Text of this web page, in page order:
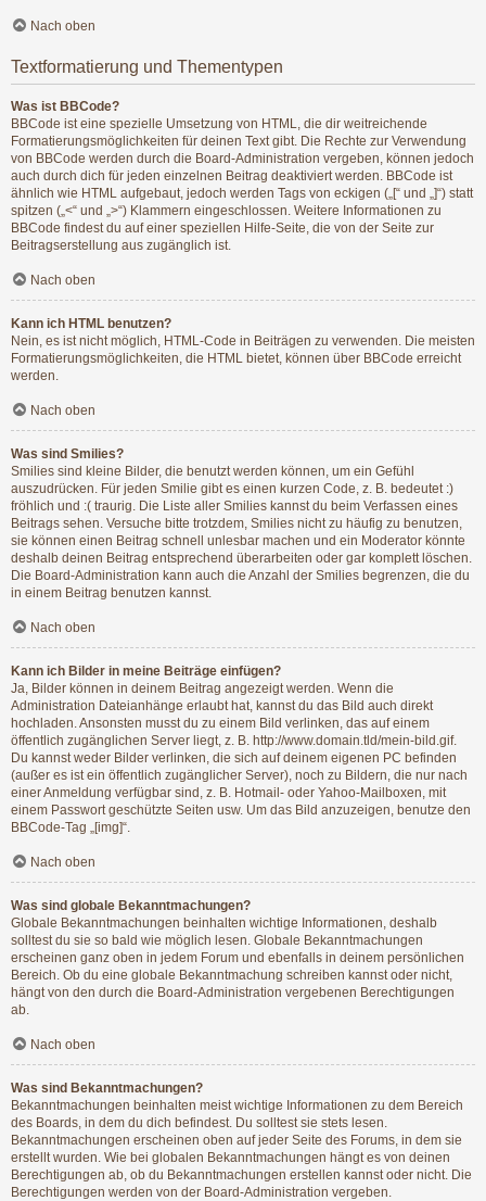
Nach oben
Textformatierung und Thementypen
Was ist BBCode?
BBCode ist eine spezielle Umsetzung von HTML, die dir weitreichende
Formatierungsmöglichkeiten für deinen Text gibt. Die Rechte zur Verwendung
von BBCode werden durch die Board-Administration vergeben, können jedoch
auch durch dich für jeden einzelnen Beitrag deaktiviert werden. BBCode ist
ähnlich wie HTML aufgebaut, jedoch werden Tags von eckigen („[“ und „]“) statt
spitzen („<“ und „>“) Klammern eingeschlossen. Weitere Informationen zu
BBCode findest du auf einer speziellen Hilfe-Seite, die von der Seite zur
Beitragserstellung aus zugänglich ist.
Nach oben
Kann ich HTML benutzen?
Nein, es ist nicht möglich, HTML-Code in Beiträgen zu verwenden. Die meisten
Formatierungsmöglichkeiten, die HTML bietet, können über BBCode erreicht
werden.
Nach oben
Was sind Smilies?
Smilies sind kleine Bilder, die benutzt werden können, um ein Gefühl
auszudrücken. Für jeden Smilie gibt es einen kurzen Code, z. B. bedeutet :)
fröhlich und :( traurig. Die Liste aller Smilies kannst du beim Verfassen eines
Beitrags sehen. Versuche bitte trotzdem, Smilies nicht zu häufig zu benutzen,
sie können einen Beitrag schnell unlesbar machen und ein Moderator könnte
deshalb deinen Beitrag entsprechend überarbeiten oder gar komplett löschen.
Die Board-Administration kann auch die Anzahl der Smilies begrenzen, die du
in einem Beitrag benutzen kannst.
Nach oben
Kann ich Bilder in meine Beiträge einfügen?
Ja, Bilder können in deinem Beitrag angezeigt werden. Wenn die
Administration Dateianhänge erlaubt hat, kannst du das Bild auch direkt
hochladen. Ansonsten musst du zu einem Bild verlinken, das auf einem
öffentlich zugänglichen Server liegt, z. B. http://www.domain.tld/mein-bild.gif.
Du kannst weder Bilder verlinken, die sich auf deinem eigenen PC befinden
(außer es ist ein öffentlich zugänglicher Server), noch zu Bildern, die nur nach
einer Anmeldung verfügbar sind, z. B. Hotmail- oder Yahoo-Mailboxen, mit
einem Passwort geschützte Seiten usw. Um das Bild anzuzeigen, benutze den
BBCode-Tag „[img]“.
Nach oben
Was sind globale Bekanntmachungen?
Globale Bekanntmachungen beinhalten wichtige Informationen, deshalb
solltest du sie so bald wie möglich lesen. Globale Bekanntmachungen
erscheinen ganz oben in jedem Forum und ebenfalls in deinem persönlichen
Bereich. Ob du eine globale Bekanntmachung schreiben kannst oder nicht,
hängt von den durch die Board-Administration vergebenen Berechtigungen
ab.
Nach oben
Was sind Bekanntmachungen?
Bekanntmachungen beinhalten meist wichtige Informationen zu dem Bereich
des Boards, in dem du dich befindest. Du solltest sie stets lesen.
Bekanntmachungen erscheinen oben auf jeder Seite des Forums, in dem sie
erstellt wurden. Wie bei globalen Bekanntmachungen hängt es von deinen
Berechtigungen ab, ob du Bekanntmachungen erstellen kannst oder nicht. Die
Berechtigungen werden von der Board-Administration vergeben.